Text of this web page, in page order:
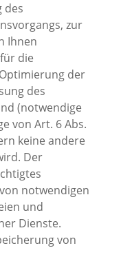
des
zur
Ihnen
die
der
des
(notwendige
von Art. 6 Abs.
keine andere
Der
notwendigen
und
Dienste.
von